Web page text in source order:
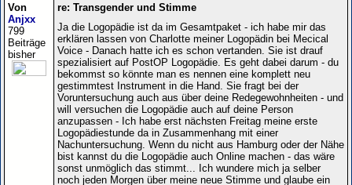
Von
Anjxx
799
Beiträge
bisher
re: Transgender und Stimme
Ja die Logopädie ist da im Gesamtpaket - ich habe mir das
erklären lassen von Charlotte meiner Logopädin bei Mecical
Voice - Danach hatte ich es schon vertanden. Sie ist drauf
spezialisiert auf PostOP Logopädie. Es geht dabei darum - du
bekommst so könnte man es nennen eine komplett neu
gestimmtest Instrument in die Hand. Sie fragt bei der
Voruntersuchung auch aus über deine Redegewohnheiten - und
will versuchen die Logopädie auch auf deine Person
anzupassen - Ich habe erst nächsten Freitag meine erste
Logopädiestunde da in Zusammenhang mit einer
Nachuntersuchung. Wenn du nicht aus Hamburg oder der Nähe
bist kannst du die Logopädie auch Online machen - das wäre
sonst unmöglich das stimmt... Ich wundere mich ja selber
noch jeden Morgen über meine neue Stimme und glaube ein